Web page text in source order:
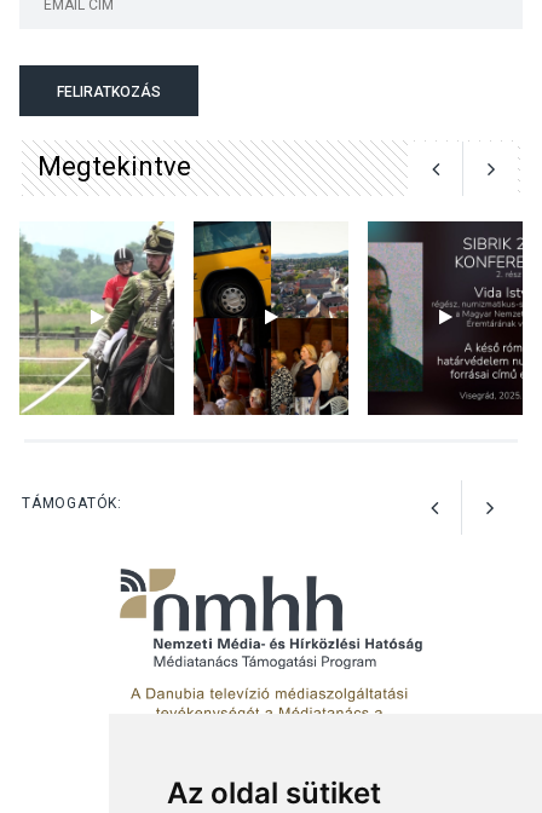
Az oldal sütiket
lesz a pilismaróti Duna-
Különleges nyári élményt
kínálnak a szabadtéri
előadások a Skanzenben
KÖZÉLET
FELIRATKOZÁS
Megtekintve
TÁMOGATÓK: